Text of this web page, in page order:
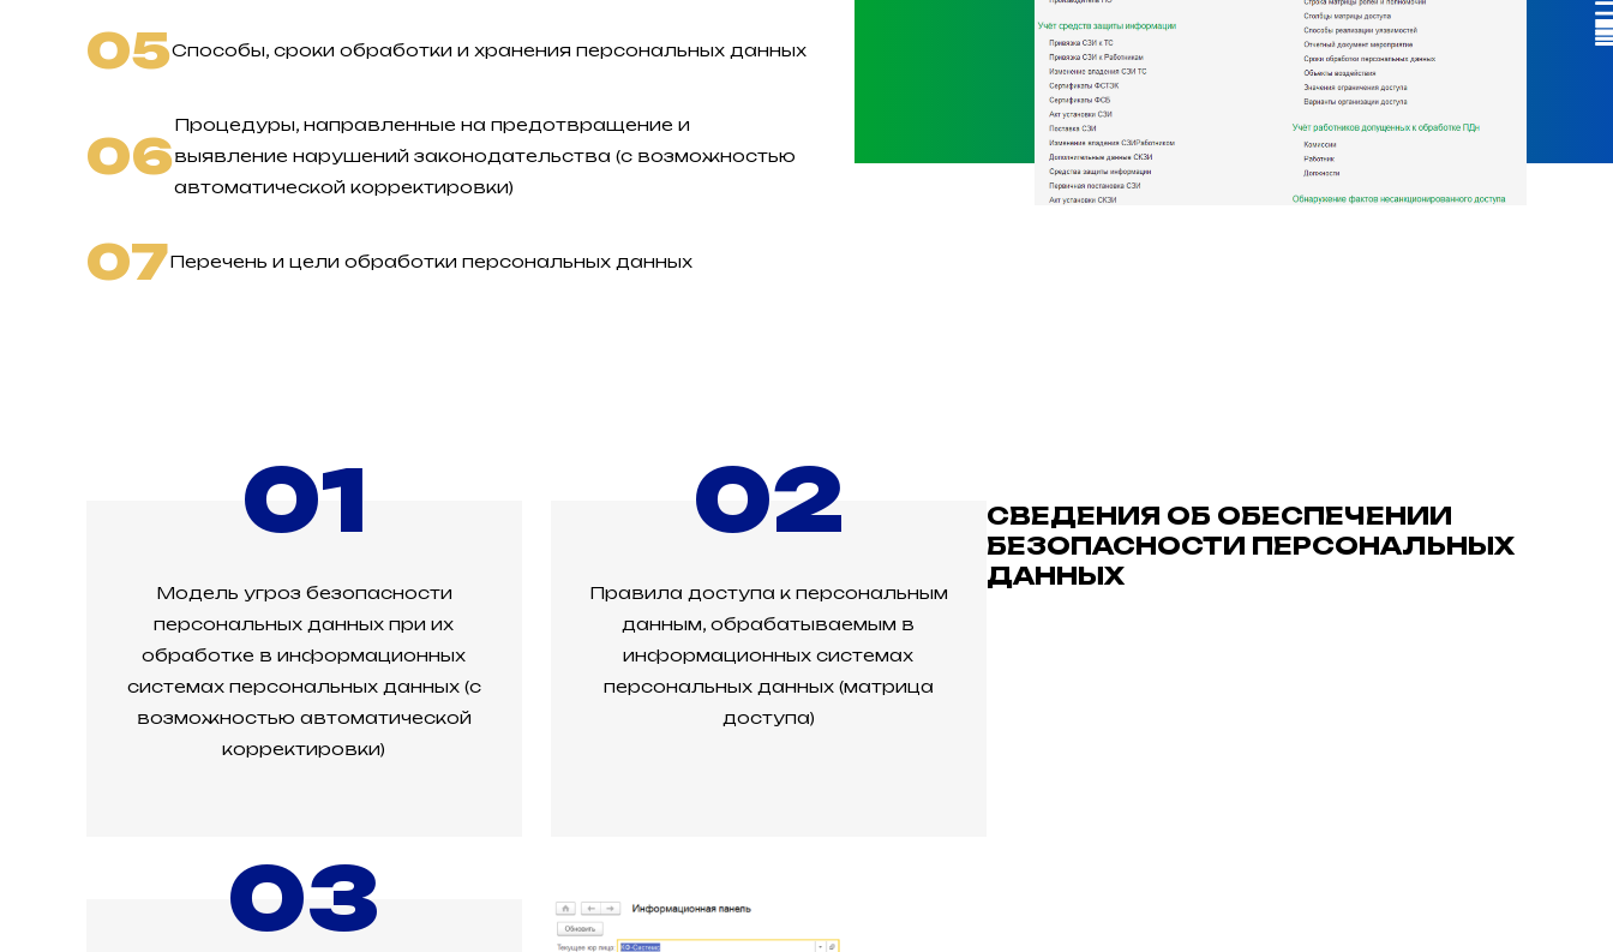
05Способы, сроки обработки и хранения персональных данных
06
Процедуры, направленные на предотвращение и
выявление нарушений законодательства (с возможностью
автоматической корректировки)
07Перечень и цели обработки персональных данных
01
Модель угроз безопасности
персональных данных при их
обработке в информационных
системах персональных данных (с
возможностью автоматической
корректировки)
02
Правила доступа к персональным
данным, обрабатываемым в
информационных системах
персональных данных (матрица
доступа)
03
СВЕДЕНИЯ ОБ ОБЕСПЕЧЕНИИ
БЕЗОПАСНОСТИ ПЕРСОНАЛЬНЫХ
ДАННЫХ